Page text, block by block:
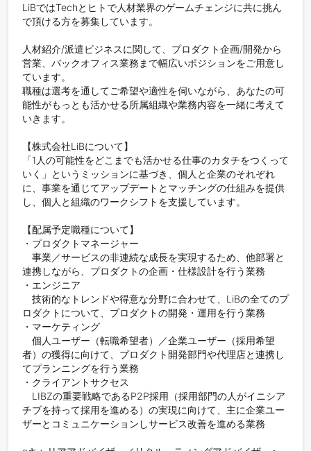
LiBではTechとヒトで人材業界のゲームチェンジに共に挑ん
で頂ける方を募集しています。
人材紹介/派遣ビジネスに関して、プロダクト企画/開発から
営業、バックオフィス業務まで幅広いポジションをご用意し
ています。
職種は選考を通してご希望や適性を伺いながら、あなたの可
能性がもっとも活かせる所属組織や業務内容を一緒に考えて
いきます。
【株式会社LiBについて】
「1人の可能性をどこまでも活かせる仕事のカタチをつくって
いく」というミッションに基づき、個人と企業のそれぞれ
に、事業を通じてアップデートとマッチングの仕組みを提供
し、個人と組織のワークシフトを支援しています。
【配属予定職種について】
・プロダクトマネージャー
事業／サービスの非連続な成長を実現するため、他部署と
連携しながら、プロダクトの企画・仕様設計を行う業務
・エンジニア
技術的なトレンドや得意な分野に合わせて、LiBの全てのプ
ロダクトについて、プロダクトの開発・運用を行う業務
・マーケティング
個人ユーザー（転職希望者）／企業ユーザー（採用希望
者）の獲得に向けて、プロダクト開発部門や代理店と連携し
てプランニングを行う業務
・クライアントサクセス
LIBZの重要戦略であるP2P採用（採用部門の人がイニシア
チブを持って採用を進める）の実現に向けて、主に企業ユー
ザーとコミュニケーションしサービス改善を進める業務